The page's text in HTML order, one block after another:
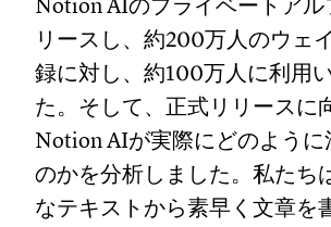
Notion AIのプライベートアル
リースし、約200万人のウェ
録に対し、約100万人に利用
た。そして、正式リリースに
Notion AIが実際にどのように
のかを分析しました。私たち
なテキストから素早く文章を